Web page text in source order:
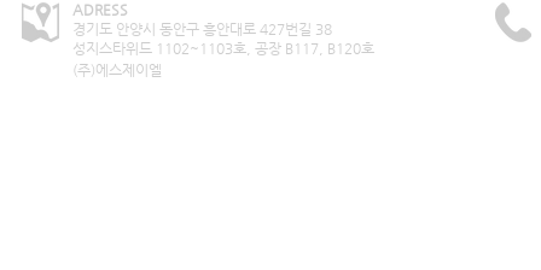
ADRESS
경기도 안양시 동안구 흥안대로 427번길 38
성지스타위드 1102~1103호, 공장 B117, B120호
(주)에스제이엘